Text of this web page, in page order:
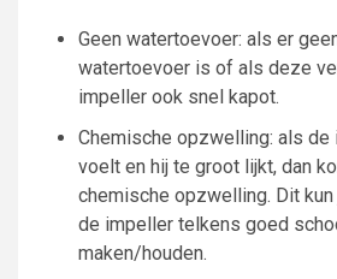
Geen watertoevoer: als er
watertoevoer is of als deze
impeller ook snel kapot.
Chemische opzwelling: als
voelt en hij te groot lijkt, dan
chemische opzwelling. Dit
de impeller telkens goed
maken/houden.